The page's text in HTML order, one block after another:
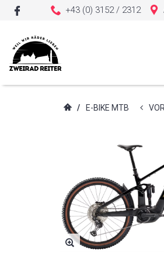
+43 (0) 3152 / 2312
Sie haben keine Artikel in
/ E-BIKE MTB